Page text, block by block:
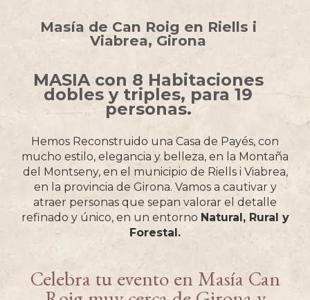
Masía de Can Roig en Riells i
Viabrea, Girona
MASIA con 8 Habitaciones
dobles y triples, para 19
personas.
Hemos Reconstruido una Casa de Payés, con
mucho estilo, elegancia y belleza, en la Montaña
del Montseny, en el municipio de Riells i Viabrea,
en la provincia de Girona. Vamos a cautivar y
atraer personas que sepan valorar el detalle
refinado y único, en un entorno Natural, Rural y
Forestal.
Celebra tu evento en Masía Can